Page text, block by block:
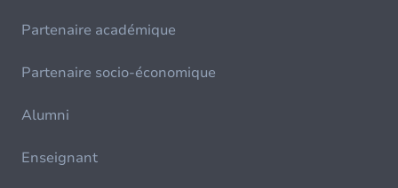
Partenaire académique
Partenaire socio-économique
Alumni
Enseignant